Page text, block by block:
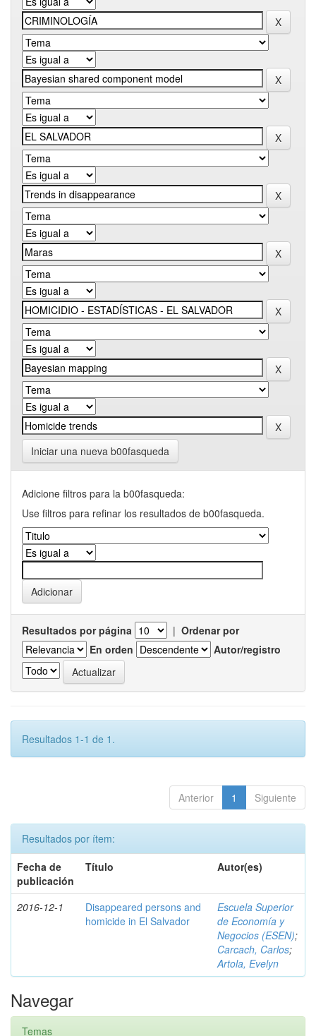
Iniciar una nueva b00fasqueda
Adicione filtros para la b00fasqueda:
Use filtros para refinar los resultados de b00fasqueda.
Resultados por página | Ordenar por
En orden
Autor/registro
Resultados 1-1 de 1.
Anterior 1 Siguiente
Resultados por ítem:
Fecha de
publicación
Título Autor(es)
2016-12-1
Disappeared persons and
homicide in El Salvador
Escuela Superior
de Economía y
Negocios (ESEN);
Carcach, Carlos;
Artola, Evelyn
Navegar
Temas